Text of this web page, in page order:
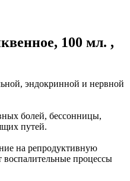
100 мл. ,
эндокринной и нервной
болей, бессонницы,
путей.
на репродуктивную
процессы